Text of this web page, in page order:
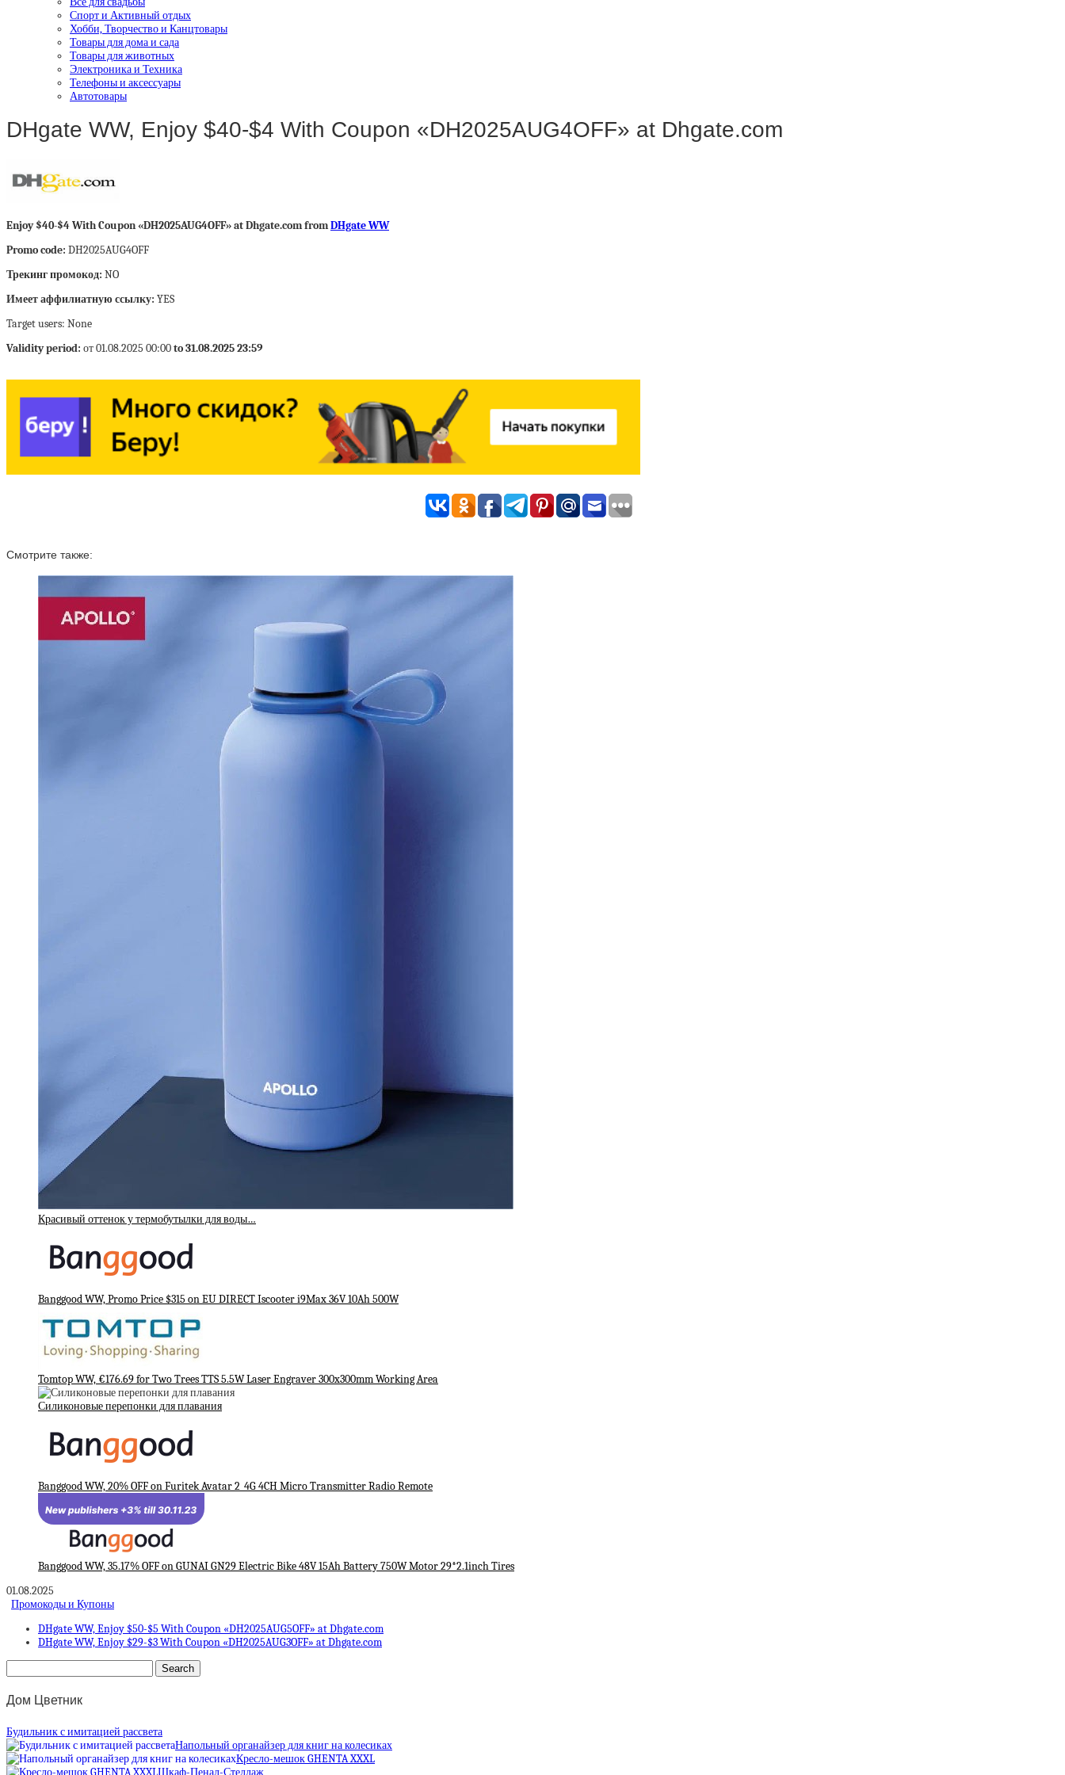
Спорт и Активный отдых
Хобби, Творчество и Канцтовары
Товары для дома и сада
Товары для животных
Электроника и Техника
Телефоны и аксессуары
Автотовары
DHgate WW, Enjoy $40-$4 With Coupon «DH2025AUG4OFF» at Dhgate.com
Enjoy $40-$4 With Coupon «DH2025AUG4OFF» at Dhgate.com fromDHgate WW
Promo code: DH2025AUG4OFF
Трекинг промокод: NO
Имеет аффилиатную ссылку: YES
Target users: None
Validity period: от 01.08.2025 00:00to 31.08.2025 23:59
Смотрите также:
Красивый оттенок у термобутылки для воды…
Banggood WW, Promo Price $315 on EU DIRECT Iscooter i9Max 36V 10Ah 500W
Tomtop WW, €176.69 for Two Trees TTS 5.5W Laser Engraver 300x300mm Working Area
Силиконовые перепонки для плавания
Banggood WW, 20% OFF on Furitek Avatar 2_4G 4CH Micro Transmitter Radio Remote
Banggood WW, 35.17% OFF on GUNAI GN29 Electric Bike 48V 15Ah Battery 750W Motor 29*2.1inch Tires
01.08.2025
Промокоды и Купоны
DHgate WW, Enjoy $50-$5 With Coupon «DH2025AUG5OFF» at Dhgate.com
DHgate WW, Enjoy $29-$3 With Coupon «DH2025AUG3OFF» at Dhgate.com
Дом Цветник
Будильник с имитацией рассвета
Напольный органайзер для книг на колесиках
Кресло-мешок GHENTA XXXL
Шкаф-Пенал-Стеллаж